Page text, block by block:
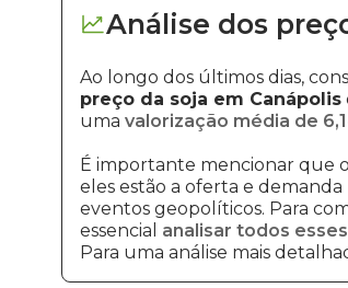
Análise dos
Ao longo dos últimos dias,
preço da soja em Canápolis
uma valorização média de
É importante mencionar que o
eles estão a oferta e
eventos geopolíticos. Para
essencial analisar todos
Para uma análise mais